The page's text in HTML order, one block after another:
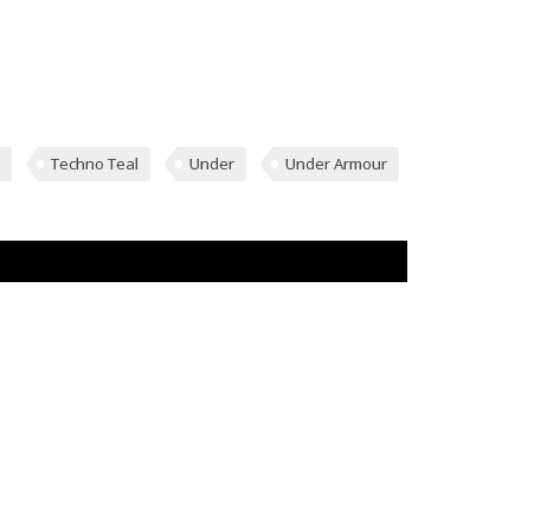
Techno Teal Under Under Armour